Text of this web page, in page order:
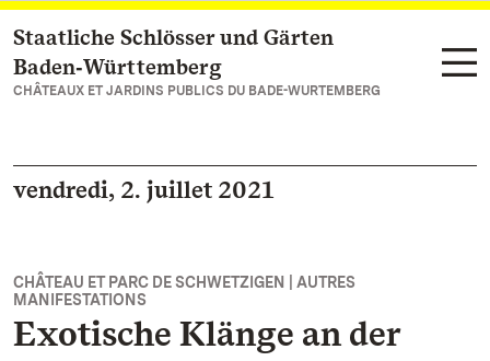
Vers la page d’accueil
Staatliche Schlösser und Gärten
Baden‑Württemberg
CHÂTEAUX ET JARDINS PUBLICS DU BADE-WURTEMBERG
vendredi, 2. juillet 2021
CHÂTEAU ET PARC DE SCHWETZIGEN | AUTRES
MANIFESTATIONS
Exotische Klänge an der